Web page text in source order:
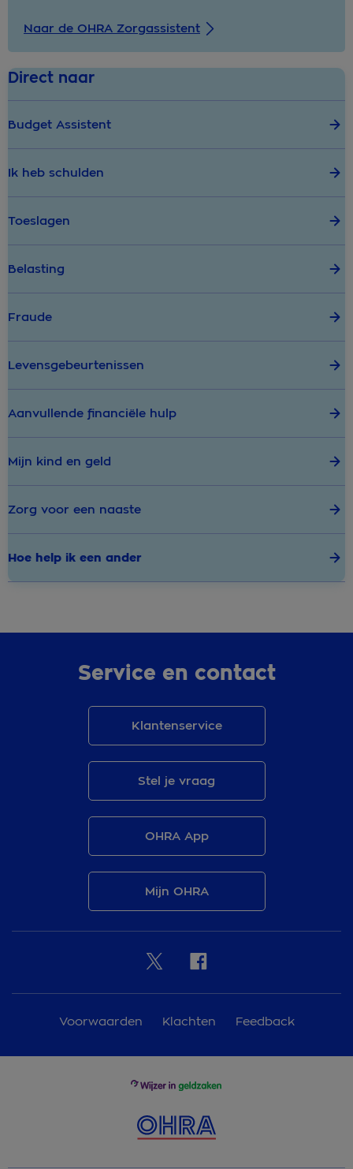
Naar de OHRA Zorgassistent
Direct naar
Budget Assistent
Ik heb schulden
Toeslagen
Belasting
Fraude
Levensgebeurtenissen
Aanvullende financiële hulp
Mijn kind en geld
Zorg voor een naaste
Hoe help ik een ander
Service en contact
Klantenservice
Stel je vraag
OHRA App
Mijn OHRA
Voorwaarden Klachten Feedback